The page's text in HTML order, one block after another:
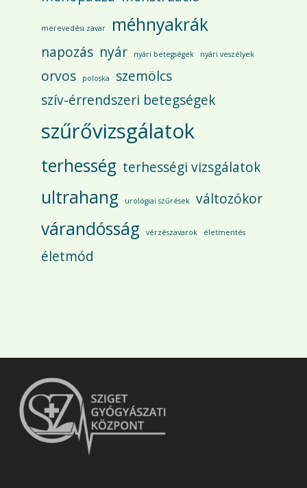
merevedési zavar méhnyakrák
napozás nyár nyári betegségek nyári veszélyek
orvos poloska
szemölcs
szív-érrendszeri betegségek
szűrővizsgálatok
terhesség terhességi vizsgálatok
ultrahang urológiai szűrések változókor
várandósság vérzészavarok életmentés
életmód